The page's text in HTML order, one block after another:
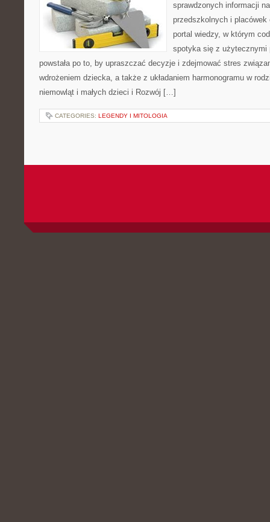
sprawdzonych informacji
przedszkolnych i placówek
portal wiedzy, w którym
spotyka się z użytecznymi
powstała po to, by upraszczać decyzje i zdejmować stres
wdrożeniem dziecka, a także z układaniem harmonogramu w
niemowląt i małych dzieci i Rozwój […]
CATEGORIES: LEGENDY I MITOLOGIA